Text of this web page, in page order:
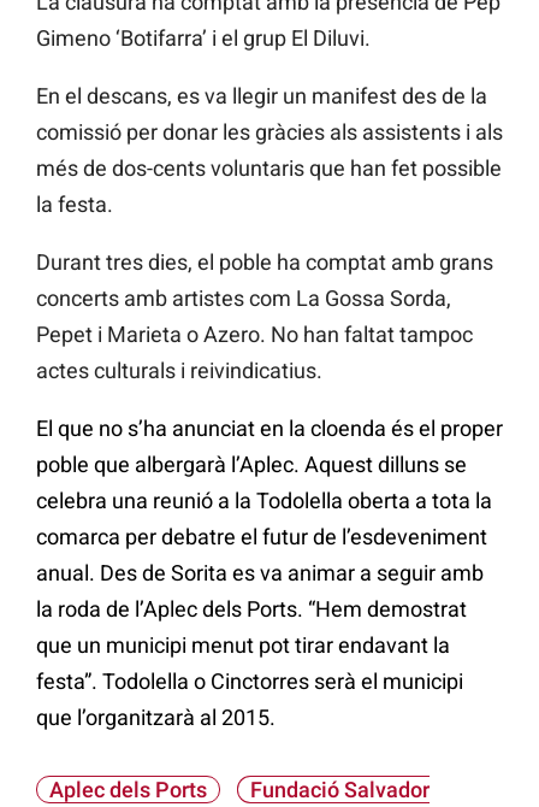
Gimeno ‘Botifarra’ i el grup El Diluvi.
En el descans, es va llegir un manifest des de la
comissió per donar les gràcies als assistents i als
més de dos-cents voluntaris que han fet possible
la festa.
Durant tres dies, el poble ha comptat amb grans
concerts amb artistes com La Gossa Sorda,
Pepet i Marieta o Azero. No han faltat tampoc
actes culturals i reivindicatius.
El que no s’ha anunciat en la cloenda és el proper
poble que albergarà l’Aplec. Aquest dilluns se
celebra una reunió a la Todolella oberta a tota la
comarca per debatre el futur de l’esdeveniment
anual. Des de Sorita es va animar a seguir amb
la roda de l’Aplec dels Ports. “Hem demostrat
que un municipi menut pot tirar endavant la
festa”. Todolella o Cinctorres serà el municipi
que l’organitzarà al 2015.
Aplec dels Ports
Fundació Salvador